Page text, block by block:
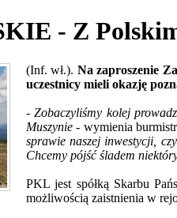
- Z
(Inf. wł.). Na zaproszenie
uczestnicy mieli okazję
- Zobaczyliśmy kolej
Muszynie- wymienia
sprawie naszej inwestycji,
Chcemy pójść śladem
PKL jest spółką Skarbu
możliwością zaistnienia w